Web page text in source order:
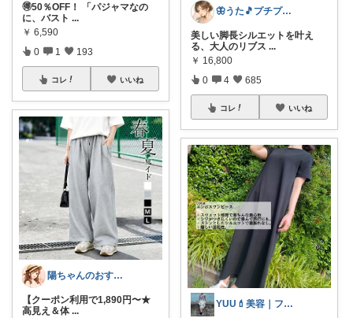
🉐50％OFF！ 「パジャマなの
に、バスト ...
￥ 6,590
0 1 193
コレ いいね
陽ちゃんのおすすめROOM
【クーポン利用で1,890円〜★
高見え＆体 ...
🦋うた🎵プチプラでも妥協したくない
美しい脚長シルエットを叶え
る、大人のリブス ...
￥ 16,800
0 4 685
コレ いいね
YUU💄美容｜ファッション｜韓国コスメ